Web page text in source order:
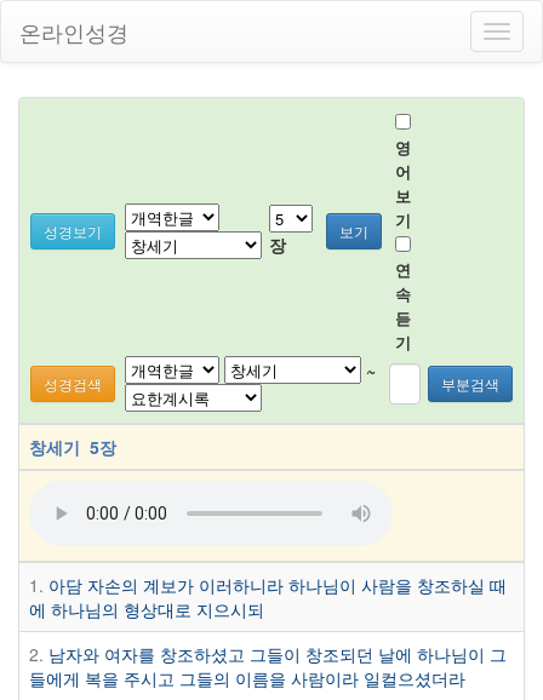
온라인성경
성경보기
장
보기
영
어
보
기
연
속
듣
기
성경검색
~
부분검색
창세기 5장
1. 아담 자손의 계보가 이러하니라 하나님이 사람을 창조하실 때
에 하나님의 형상대로 지으시되
2. 남자와 여자를 창조하셨고 그들이 창조되던 날에 하나님이 그
들에게 복을 주시고 그들의 이름을 사람이라 일컬으셨더라